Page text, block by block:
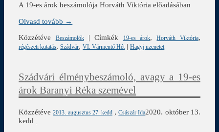
A 19-es árok beszámolója Horváth Viktória előadásában
Olvasd tovább →
Közzétéve
Beszámolók|Címkék 19-es árok,Horváth Viktória,
régészeti kutatás,Szádvár,VI. Vármentő Hét |Hagyj üzenetet
Szádvári élménybeszámoló, avagy a 19-es
árok Baranyi Réka szemével
Közzétéve2013. augusztus 27. kedd ,Császár Ida2020. október 13.
kedd